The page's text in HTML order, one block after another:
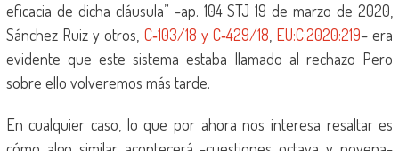
eficacia de dicha cláusula” -ap. 104 STJ 19 de marzo de 2020,
Sánchez Ruiz y otros, C‑103/18 y C‑429/18 EU:C:2020:219– era
evidente que este sistema estaba llamado al rechazo Pero
sobre ello volveremos más tarde.
En cualquier caso, lo que por ahora nos interesa resaltar es